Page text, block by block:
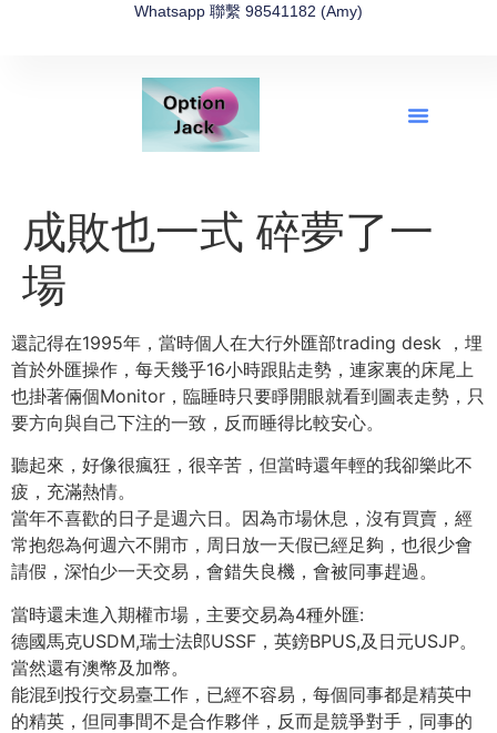
Whatsapp 聯繫 98541182 (Amy)
成敗也一式 碎夢了一
場
還記得在1995年，當時個人在大行外匯部trading desk ，埋
首於外匯操作，每天幾乎16小時跟貼走勢，連家裏的床尾上
也掛著倆個Monitor，臨睡時只要睜開眼就看到圖表走勢，只
要方向與自己下注的一致，反而睡得比較安心。
聽起來，好像很瘋狂，很辛苦，但當時還年輕的我卻樂此不
疲，充滿熱情。
當年不喜歡的日子是週六日。因為市場休息，沒有買賣，經
常抱怨為何週六不開市，周日放一天假已經足夠，也很少會
請假，深怕少一天交易，會錯失良機，會被同事趕過。
當時還未進入期權市場，主要交易為4種外匯:
德國馬克USDM,瑞士法郎USSF，英鎊BPUS,及日元USJP。
當然還有澳幣及加幣。
能混到投行交易臺工作，已經不容易，每個同事都是精英中
的精英，但同事間不是合作夥伴，反而是競爭對手，同事的